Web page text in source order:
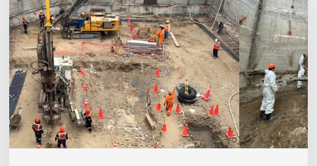
para
Proyecto
Multifamiliar
Torre
Mar